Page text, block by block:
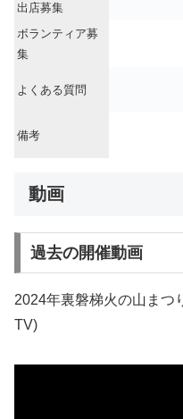
出店募集
ボランティア募
集
よくある質問
備考
動画
過去の開催動画
2024年裏磐梯火の山まつ
TV)